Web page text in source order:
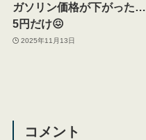
ガソリン価格が下がった…
5円だけ😖
2025年11月13日
コメント